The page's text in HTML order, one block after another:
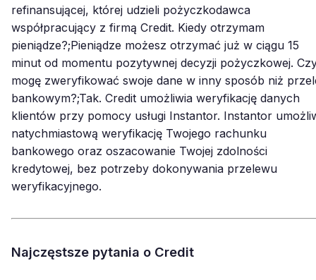
refinansującej, której udzieli pożyczkodawca
współpracujący z firmą Credit. Kiedy otrzymam
pieniądze?;Pieniądze możesz otrzymać już w ciągu 15
minut od momentu pozytywnej decyzji pożyczkowej.
mogę zweryfikować swoje dane w inny sposób niż
bankowym?;Tak. Credit umożliwia weryfikację danych
klientów przy pomocy usługi Instantor. Instantor
natychmiastową weryfikację Twojego rachunku
bankowego oraz oszacowanie Twojej zdolności
kredytowej, bez potrzeby dokonywania przelewu
weryfikacyjnego.
Najczęstsze pytania o Credit